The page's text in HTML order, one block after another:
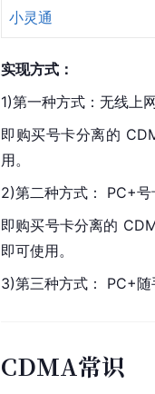
小灵通
实现方式：
1)第一种方式：无线上
即购买号卡分离的
用。
2)第二种方式： PC+号
即购买号卡分离的
即可使用。
3)第三种方式： PC+
CDMA常识